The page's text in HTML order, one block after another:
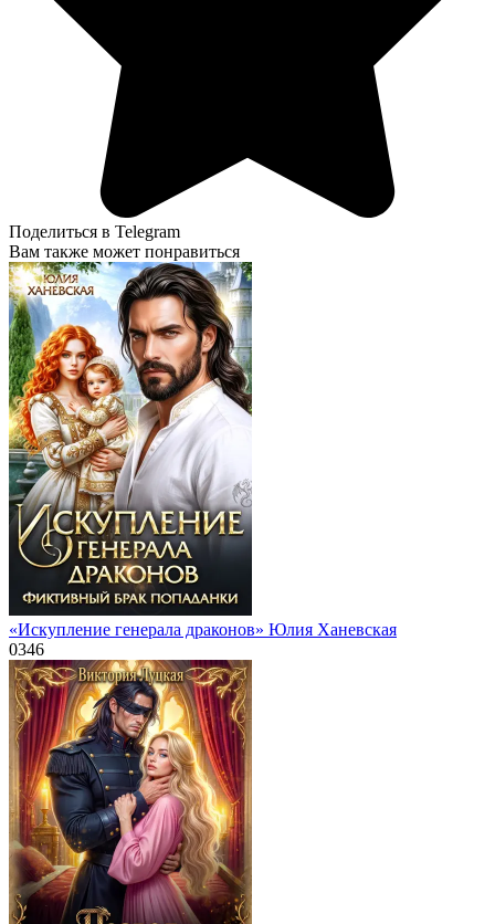
Поделиться в Telegram
Вам также может понравиться
«Искупление генерала драконов» Юлия Ханевская
0346